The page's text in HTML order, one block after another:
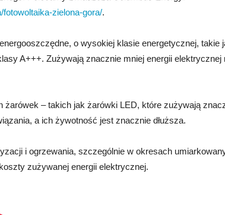
zielona-gora/.
o wysokiej klasie energetycznej, takie
A+++. Zużywają znacznie mniej energii elektrycznej
żarówek – takich jak żarówki LED, które zużywają
a ich żywotność jest znacznie dłuższa.
i ogrzewania, szczególnie w okresach
zużywanej energii elektrycznej.